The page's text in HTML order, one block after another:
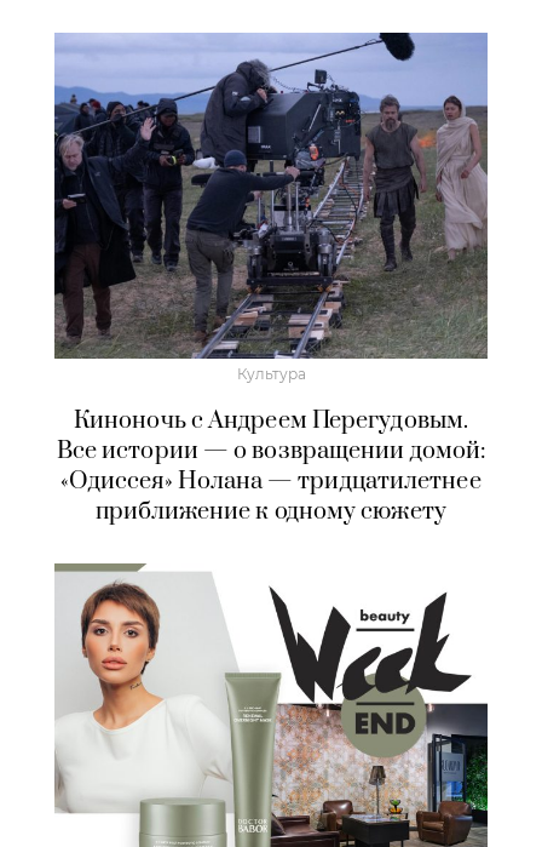
Культура
Киноночь с Андреем Перегудовым.
Все истории — о возвращении домой:
«Одиссея» Нолана — тридцатилетнее
приближение к одному сюжету